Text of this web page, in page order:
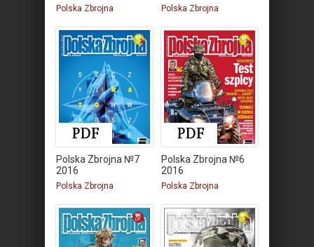
Polska Zbrojna Polska Zbrojna
Polska Zbrojna №7
2016
Polska Zbrojna
Polska Zbrojna №6
2016
Polska Zbrojna